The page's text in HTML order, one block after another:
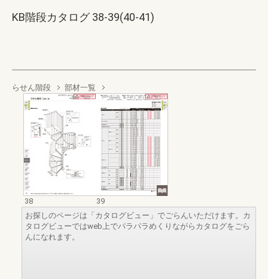
KB階段カタログ 38-39(40-41)
らせん階段 部材一覧
38
39
お探しのページは「カタログビュー」でごらんいただけます。カ
タログビューではweb上でパラパラめくりながらカタログをごら
んになれます。